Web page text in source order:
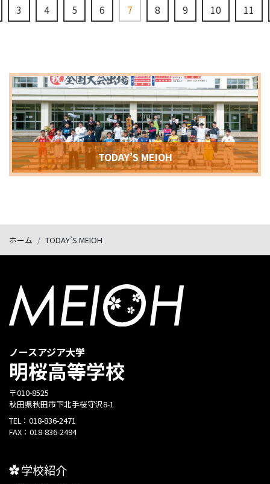
3 4 5 6
7
8 9 10 11
TODAY’S MEIOH
ホーム TODAY’S MEIOH
ノースアジア大学
明桜高等学校
〒010-8525
秋田県秋田市下北手桜守沢8-1
TEL： 018-836-2471
FAX： 018-836-2494
学校紹介